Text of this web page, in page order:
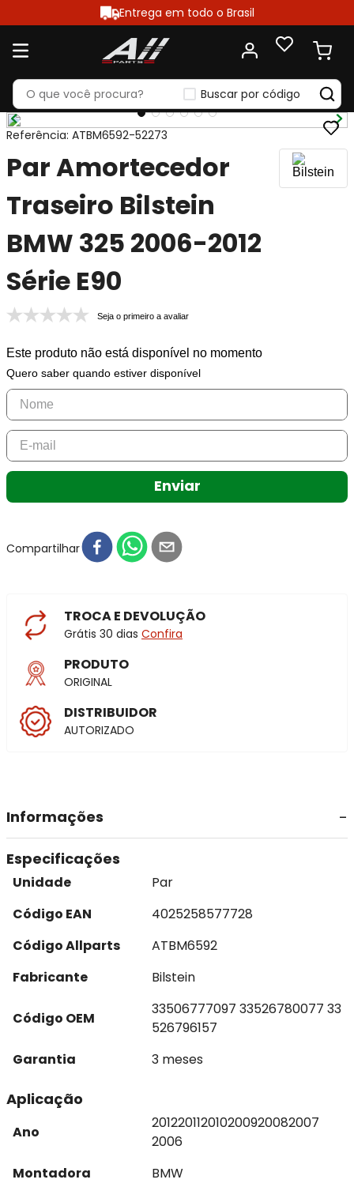
Entrega em todo o Brasil
Buscar por código
Referência: ATBM6592-52273
Par Amortecedor
Traseiro Bilstein
BMW 325 2006-2012
Série E90
Seja o primeiro a avaliar
Este produto não está disponível no momento
Quero saber quando estiver disponível
Enviar
Compartilhar
TROCA E DEVOLUÇÃO
Grátis 30 dias Confira
PRODUTO
ORIGINAL
DISTRIBUIDOR
AUTORIZADO
Informações
Especificações
Unidade
Par
Código EAN
4025258577728
Código Allparts
ATBM6592
Fabricante
Bilstein
Código OEM
33506777097 33526780077 33
526796157
Garantia
3 meses
Aplicação
Ano
201220112010200920082007
2006
Montadora
BMW